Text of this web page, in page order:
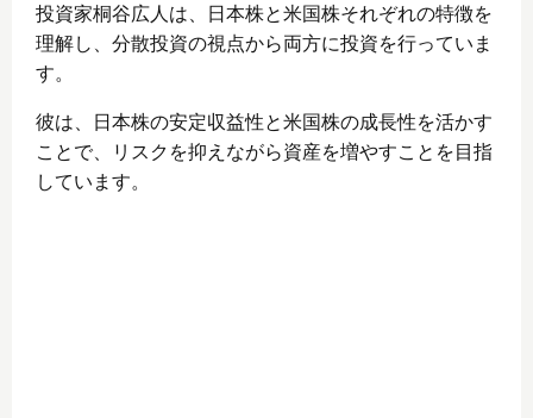
投資家桐谷広人は、日本株と米国株それぞれの特徴を
理解し、分散投資の視点から両方に投資を行っていま
す。
彼は、日本株の安定収益性と米国株の成長性を活かす
ことで、リスクを抑えながら資産を増やすことを目指
しています。